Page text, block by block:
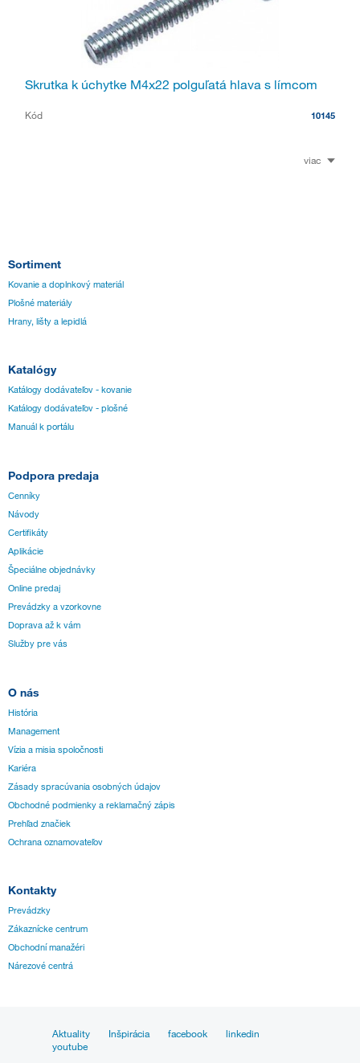
Skrutka k úchytke M4x22 polguľatá hlava s límcom
Kód 10145
viac
Sortiment
Kovanie a doplnkový materiál
Plošné materiály
Hrany, lišty a lepidlá
Katalógy
Katálogy dodávateľov - kovanie
Katálogy dodávateľov - plošné
Manuál k portálu
Podpora predaja
Cenníky
Návody
Certifikáty
Aplikácie
Špeciálne objednávky
Online predaj
Prevádzky a vzorkovne
Doprava až k vám
Služby pre vás
O nás
História
Management
Vízia a misia spoločnosti
Kariéra
Zásady spracúvania osobných údajov
Obchodné podmienky a reklamačný zápis
Prehľad značiek
Ochrana oznamovateľov
Kontakty
Prevádzky
Zákaznícke centrum
Obchodní manažéri
Nárezové centrá
Aktuality Inšpirácia facebook
linkedin
youtube